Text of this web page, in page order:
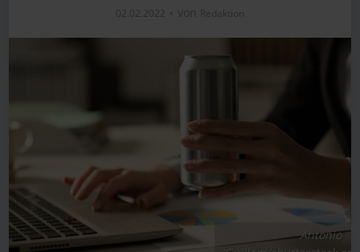
02.02.2022 von Redaktion
Antonio